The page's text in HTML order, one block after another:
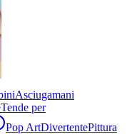
Asciugamani
Tende per
Pop ArtDivertentePittura